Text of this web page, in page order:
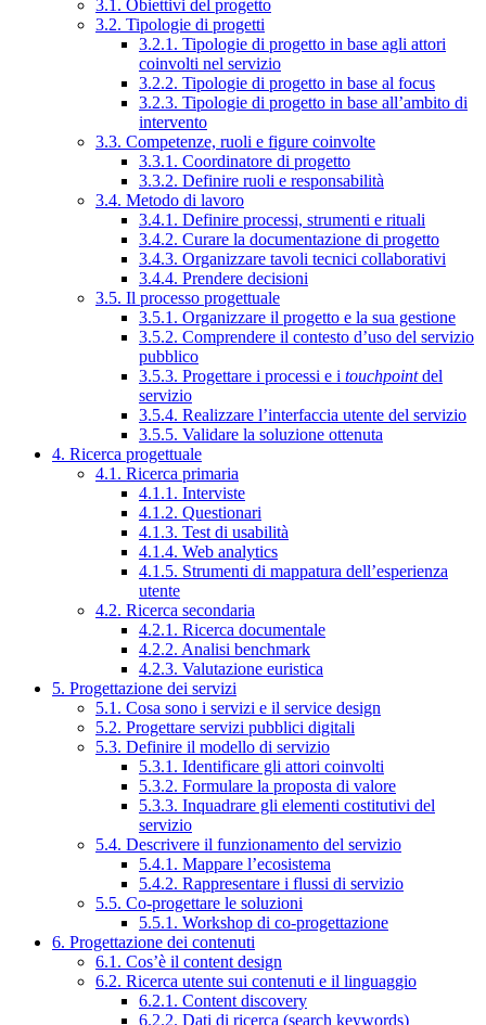
3.1. Obiettivi del progetto
3.2. Tipologie di progetti
3.2.1. Tipologie di progetto in base agli attori
coinvolti nel servizio
3.2.2. Tipologie di progetto in base al focus
3.2.3. Tipologie di progetto in base all’ambito di
intervento
3.3. Competenze, ruoli e figure coinvolte
3.3.1. Coordinatore di progetto
3.3.2. Definire ruoli e responsabilità
3.4. Metodo di lavoro
3.4.1. Definire processi, strumenti e rituali
3.4.2. Curare la documentazione di progetto
3.4.3. Organizzare tavoli tecnici collaborativi
3.4.4. Prendere decisioni
3.5. Il processo progettuale
3.5.1. Organizzare il progetto e la sua gestione
3.5.2. Comprendere il contesto d’uso del servizio
pubblico
3.5.3. Progettare i processi e i touchpointdel
servizio
3.5.4. Realizzare l’interfaccia utente del servizio
3.5.5. Validare la soluzione ottenuta
4. Ricerca progettuale
4.1. Ricerca primaria
4.1.1. Interviste
4.1.2. Questionari
4.1.3. Test di usabilità
4.1.4. Web analytics
4.1.5. Strumenti di mappatura dell’esperienza
utente
4.2. Ricerca secondaria
4.2.1. Ricerca documentale
4.2.2. Analisi benchmark
4.2.3. Valutazione euristica
5. Progettazione dei servizi
5.1. Cosa sono i servizi e il service design
5.2. Progettare servizi pubblici digitali
5.3. Definire il modello di servizio
5.3.1. Identificare gli attori coinvolti
5.3.2. Formulare la proposta di valore
5.3.3. Inquadrare gli elementi costitutivi del
servizio
5.4. Descrivere il funzionamento del servizio
5.4.1. Mappare l’ecosistema
5.4.2. Rappresentare i flussi di servizio
5.5. Co-progettare le soluzioni
5.5.1. Workshop di co-progettazione
6. Progettazione dei contenuti
6.1. Cos’è il content design
6.2. Ricerca utente sui contenuti e il linguaggio
6.2.1. Content discovery
6.2.2. Dati di ricerca (search keywords)